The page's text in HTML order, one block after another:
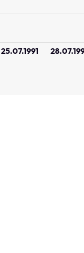
25.07.1991